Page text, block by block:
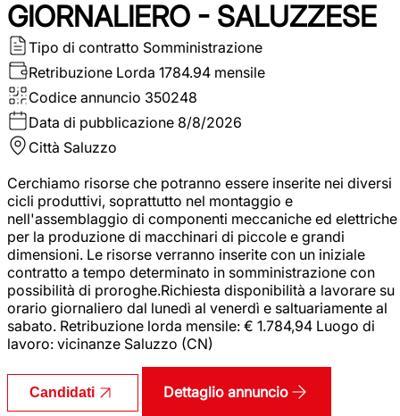
GIORNALIERO - SALUZZESE
Tipo di contratto Somministrazione
Retribuzione Lorda 1784.94 mensile
Codice annuncio 350248
Data di pubblicazione 8/8/2026
Città Saluzzo
Cerchiamo risorse che potranno essere inserite nei diversi
cicli produttivi, soprattutto nel montaggio e
nell'assemblaggio di componenti meccaniche ed elettriche
per la produzione di macchinari di piccole e grandi
dimensioni. Le risorse verranno inserite con un iniziale
contratto a tempo determinato in somministrazione con
possibilità di proroghe.Richiesta disponibilità a lavorare su
orario giornaliero dal lunedì al venerdì e saltuariamente al
sabato. Retribuzione lorda mensile: € 1.784,94 Luogo di
lavoro: vicinanze Saluzzo (CN)
Candidati Dettaglio annuncio